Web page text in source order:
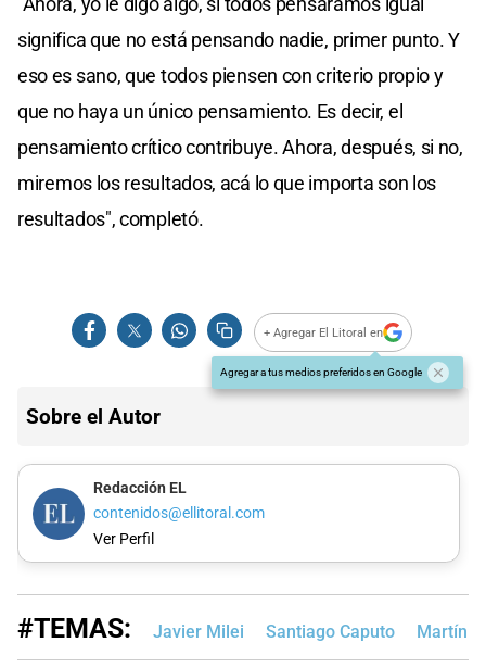
significa que no está pensando nadie, primer punto. Y
eso es sano, que todos piensen con criterio propio y
que no haya un único pensamiento. Es decir, el
pensamiento crítico contribuye. Ahora, después, si no,
miremos los resultados, acá lo que importa son los
resultados", completó.
+ Agregar El Litoral en
Agregar a tus medios preferidos en Google
Sobre el Autor
Redacción EL
contenidos@ellitoral.com
Ver Perfil
#TEMAS: Javier Milei Santiago Caputo Martín